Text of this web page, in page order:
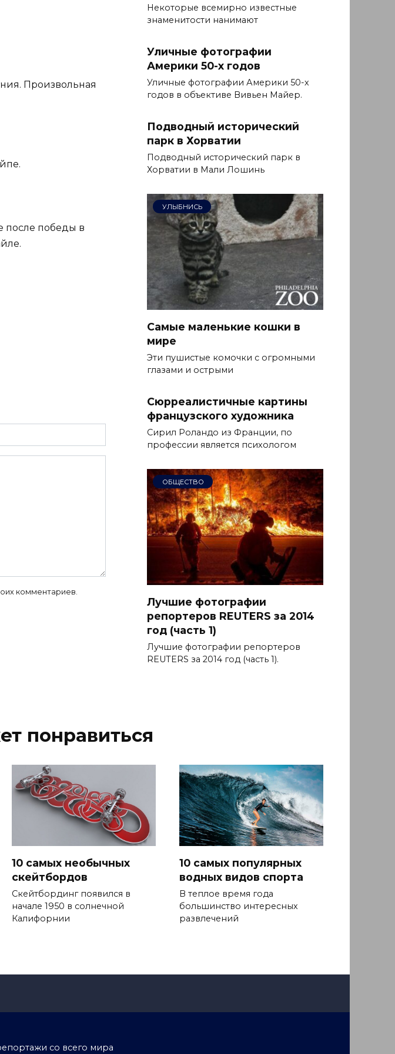
Произвольная
после победы в
комментариев.
Некоторые всемирно известные
знаменитости нанимают
Уличные фотографии
Америки 50-х годов
Уличные фотографии Америки 50-х
годов в объективе Вивьен Майер.
Подводный исторический
парк в Хорватии
Подводный исторический парк в
Хорватии в Мали Лошинь
УЛЫБНИСЬ
Самые маленькие кошки в
мире
Эти пушистые комочки с огромными
глазами и острыми
Сюрреалистичные картины
французского художника
Сирил Роландо из Франции, по
профессии является психологом
ОБЩЕСТВО
Лучшие фотографии
репортеров REUTERS за 2014
год (часть 1)
Лучшие фотографии репортеров
REUTERS за 2014 год (часть 1).
понравиться
10 самых необычных
скейтбордов
Скейтбординг появился в
начале 1950 в солнечной
Калифорнии
10 самых популярных
водных видов спорта
В теплое время года
большинство интересных
развлечений
со всего мира